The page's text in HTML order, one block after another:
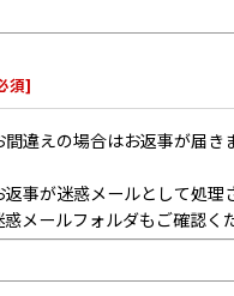
須]
違えの場合はお返事が届き
返事が迷惑メールとして処理
メールフォルダもご確認く